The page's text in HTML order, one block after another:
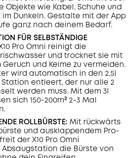
Objekte wie Kabel, Schuhe und
im Dunkeln. Gestalte mit der App
ganz nach deinem Bedarf.
FÜR SELBSTÄNDIGE
Pro Omni reinigt die
und trocknet sie mit
Geruch und Keime zu vermeiden.
wird automatisch in den 2,5l
entleert, der nur alle 2
werden muss. Mit dem 3l
sich 150-200m² 2-3 Mal
ROLLBÜRSTE: Mit rückwärts
und ausklappendem Pro-
der X10 Pro Omni
die Bürste von